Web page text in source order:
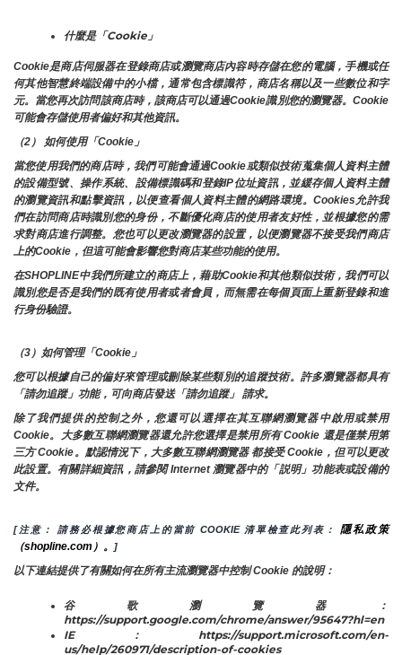
什麼是「Cookie」
Cookie是商店伺服器在登錄商店或瀏覽商店內容時存儲在您的電腦，手機或任
何其他智慧終端設備中的小檔，通常包含標識符，商店名稱以及一些數位和字
元。當您再次訪問該商店時，該商店可以通過Cookie識別您的瀏覽器。Cookie
可能會存儲使用者偏好和其他資訊。
（2） 如何使用「Cookie」
當您使用我們的商店時，我們可能會通過Cookie或類似技術蒐集個人資料主體
的設備型號、操作系統、設備標識碼和登錄IP位址資訊，並緩存個人資料主體
的瀏覽資訊和點擊資訊，以便查看個人資料主體的網路環境。Cookies允許我
們在訪問商店時識別您的身份，不斷優化商店的使用者友好性，並根據您的需
求對商店進行調整。您也可以更改瀏覽器的設置，以便瀏覽器不接受我們商店
上的Cookie，但這可能會影響您對商店某些功能的使用。
在SHOPLINE中我們所建立的商店上，藉助Cookie和其他類似技術，我們可以
識別您是否是我們的既有使用者或者會員，而無需在每個頁面上重新登錄和進
行身份驗證。
（3）如何管理「Cookie」
您可以根據自己的偏好來管理或刪除某些類別的追蹤技術。許多瀏覽器都具有
「請勿追蹤」功能，可向商店發送「請勿追蹤」 請求。
除了我們提供的控制之外，您還可以選擇在其互聯網瀏覽器中啟用或禁用
Cookie。大多數互聯網瀏覽器還允許您選擇是禁用所有 Cookie 還是僅禁用第
三方 Cookie。默認情況下，大多數互聯網瀏覽器 都接受 Cookie，但可以更改
此設置。有關詳細資訊，請參閱 Internet 瀏覽器中的「説明」功能表或設備的
文件。
[注意： 請務必根據您商店上的當前 COOKIE 清單檢查此列表： 隱私政策
（shopline.com）。
]
以下連結提供了有關如何在所有主流瀏覽器中控制 Cookie 的說明：
谷歌瀏覽器：
https://support.google.com/chrome/answer/95647?hl=en
IE：https://support.microsoft.com/en-
us/help/260971/description-of-cookies